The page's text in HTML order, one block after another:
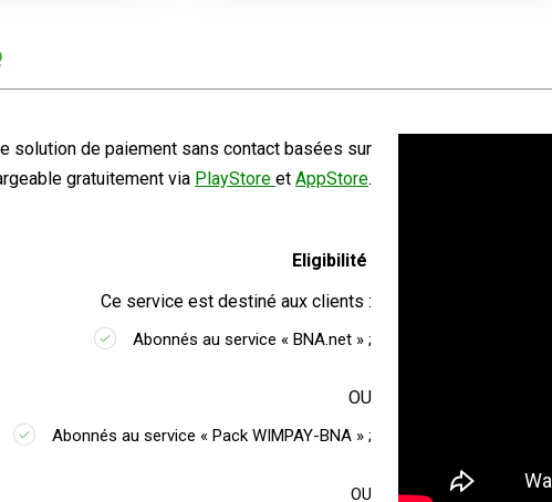
solution de paiement sans contact basées sur
gratuitement via PlayStore et AppStore.
Eligibilité
Ce service est destiné aux clients :
Abonnés au service « BNA.net » ;
OU
Abonnés au service « Pack WIMPAY-BNA » ;
OU